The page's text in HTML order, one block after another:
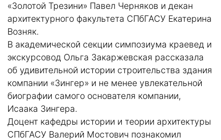
«Золотой Трезини» Павел Черняков и декан
архитектурного факультета СПбГАСУ Екатерина
Возняк.
В академической секции симпозиума краевед и
экскурсовод Ольга Закаржевская рассказала
об удивительной истории строительства здания
компании «Зингер» и не менее увлекательной
биографии самого основателя компании,
Исаака Зингера.
Доцент кафедры истории и теории архитектуры
СПбГАСУ Валерий Мостович познакомил